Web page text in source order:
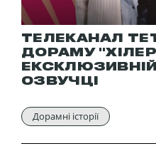
ТЕЛЕКАНАЛ
ДОРАМУ
ЕКСКЛЮЗИВНІЙ
ОЗВУЧЦІ
Дорамні історії